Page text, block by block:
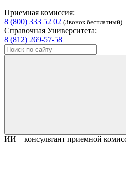
Приемная комиссия:
8 (800) 333 52 02 (Звонок бесплатный)
Справочная Университета:
8 (812) 269-57-58
ИИ – консультант приемной